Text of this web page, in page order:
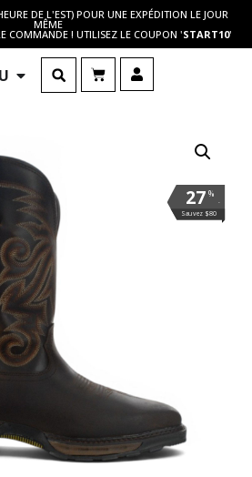
DE L'EST) POUR UNE EXPÉDITION LE JOUR
MÊME
COMMANDE ! UTILISEZ LE COUPON 'START10'
%
.
27
Sauvez $80